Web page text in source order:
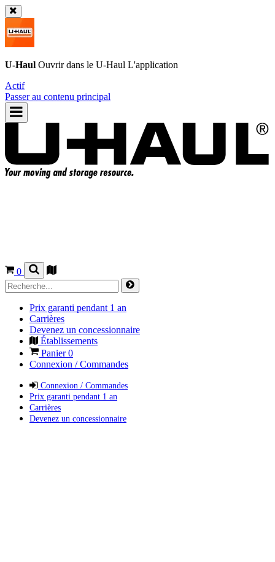
U-Haul Ouvrir dans le U-Haul L'application
Actif
Passer au contenu principal
0
Prix garanti pendant 1 an
Carrières
Devenez un concessionnaire
Établissements
Panier0
Connexion / Commandes
Connexion / Commandes
Prix garanti pendant 1 an
Carrières
Devenez un concessionnaire